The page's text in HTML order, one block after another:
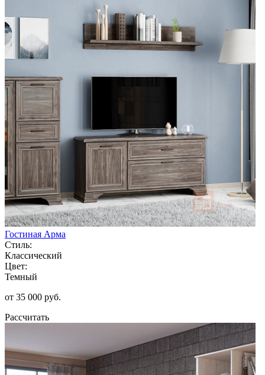
Гостиная Арма
Стиль:
Классический
Цвет:
Темный
от 35 000 руб.
Рассчитать